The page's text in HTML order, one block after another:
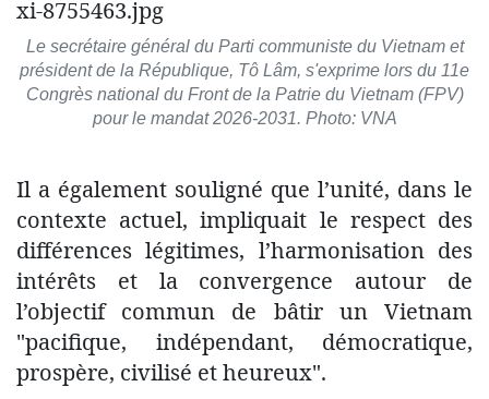
Le secrétaire général du Parti communiste du Vietnam et
président de la République, Tô Lâm, s'exprime lors du 11e
Congrès national du Front de la Patrie du Vietnam (FPV)
pour le mandat 2026-2031. Photo: VNA
Il a également souligné que l’unité, dans le
contexte actuel, impliquait le respect des
différences légitimes, l’harmonisation des
intérêts et la convergence autour de
l’objectif commun de bâtir un Vietnam
"pacifique, indépendant, démocratique,
prospère, civilisé et heureux".